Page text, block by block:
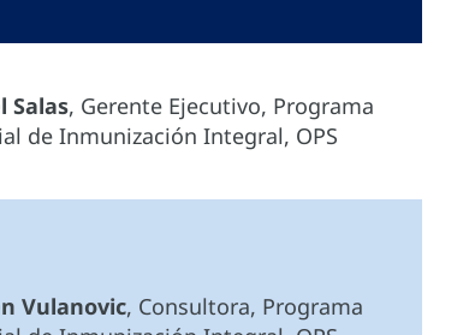
Salas, Gerente Ejecutivo, Programa
de Inmunización Integral, OPS
Vulanovic, Consultora, Programa